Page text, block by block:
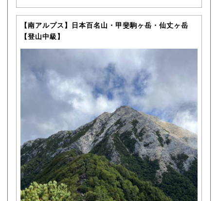
【南アルプス】日本百名山・甲斐駒ヶ岳・仙丈ヶ岳
【登山中級】